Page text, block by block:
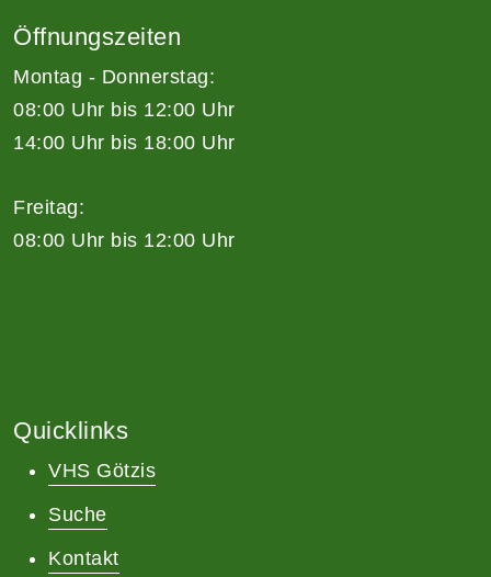
Öffnungszeiten
Montag - Donnerstag:
08:00 Uhr bis 12:00 Uhr
14:00 Uhr bis 18:00 Uhr
Freitag:
08:00 Uhr bis 12:00 Uhr
Quicklinks
VHS Götzis
Suche
Kontakt